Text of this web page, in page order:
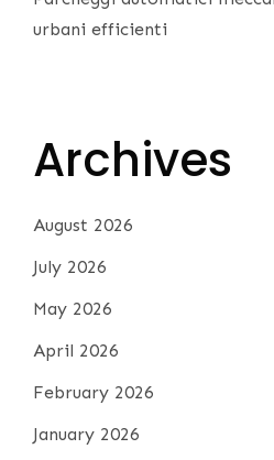
urbani efficienti
Archives
August 2026
July 2026
May 2026
April 2026
February 2026
January 2026